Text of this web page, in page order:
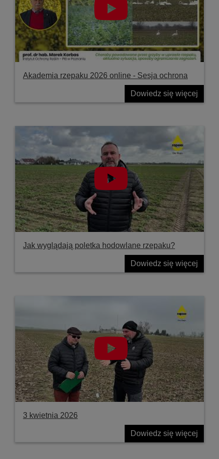
Akademia rzepaku 2026 online - Sesja ochrona
Dowiedz się więcej
Jak wyglądają poletka hodowlane rzepaku?
Dowiedz się więcej
3 kwietnia 2026
Dowiedz się więcej